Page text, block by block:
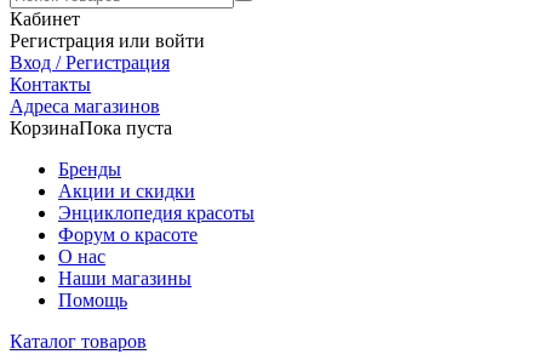
Кабинет
Регистрация или войти
Вход / Регистрация
Контакты
Адреса магазинов
КорзинаПока пуста
Бренды
Акции и скидки
Энциклопедия красоты
Форум о красоте
О нас
Наши магазины
Помощь
Каталог товаров